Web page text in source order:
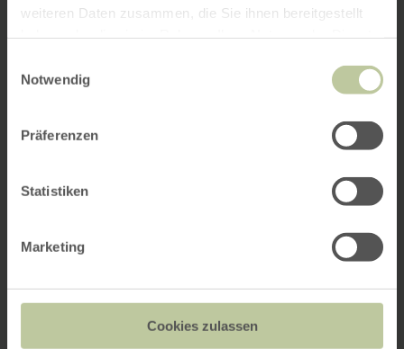
weiteren Daten zusammen, die Sie ihnen bereitgestellt
Notwendig
Präferenzen
Statistiken
Marketing
Cookies zulassen